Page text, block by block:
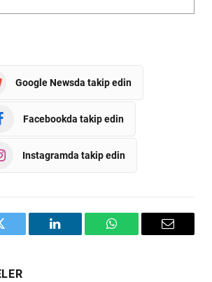
Google Newsda takip edin
Facebookda takip edin
Instagramda takip edin
LinkedIn WhatsAppEmail